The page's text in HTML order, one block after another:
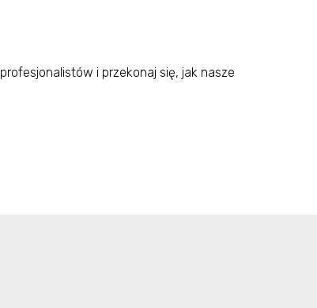
profesjonalistów i przekonaj się, jak nasze